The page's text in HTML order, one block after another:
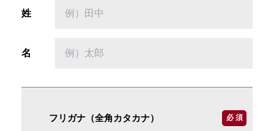
姓
名
フリガナ（全角カタカナ） 必 須